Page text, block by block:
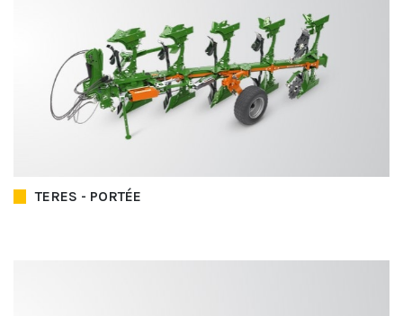
TERES - PORTÉE